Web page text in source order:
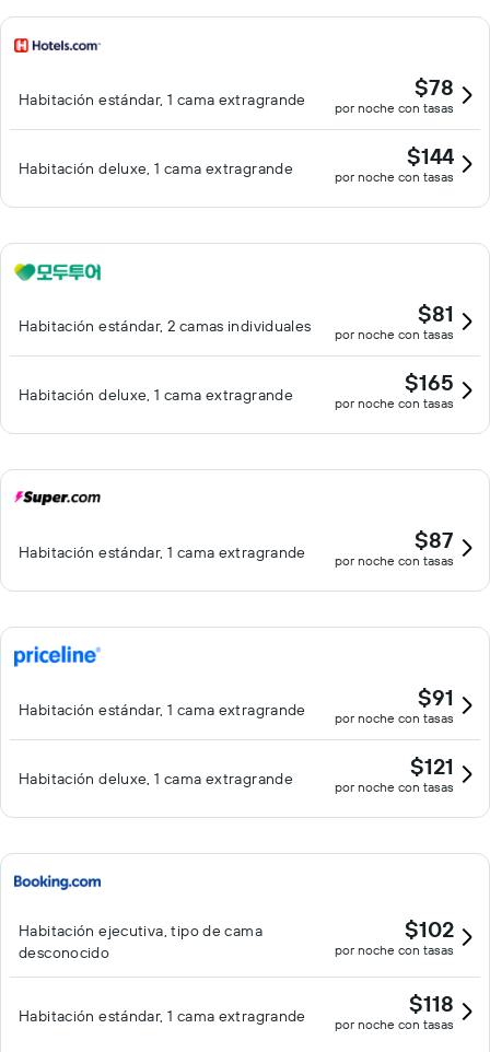
Habitación estándar, 1 cama extragrande $78
por noche con tasas
Habitación deluxe, 1 cama extragrande $144
por noche con tasas
Habitación estándar, 2 camas individuales $81
por noche con tasas
Habitación deluxe, 1 cama extragrande $165
por noche con tasas
Habitación estándar, 1 cama extragrande $87
por noche con tasas
Habitación estándar, 1 cama extragrande $91
por noche con tasas
Habitación deluxe, 1 cama extragrande $121
por noche con tasas
Habitación ejecutiva, tipo de cama
desconocido
$102
por noche con tasas
Habitación estándar, 1 cama extragrande $118
por noche con tasas